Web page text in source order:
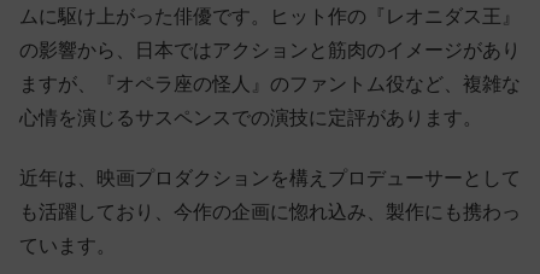
ムに駆け上がった俳優です。ヒット作の『レオニダス王』
の影響から、日本ではアクションと筋肉のイメージがあり
ますが、『オペラ座の怪人』のファントム役など、複雑な
心情を演じるサスペンスでの演技に定評があります。
近年は、映画プロダクションを構えプロデューサーとして
も活躍しており、今作の企画に惚れ込み、製作にも携わっ
ています。